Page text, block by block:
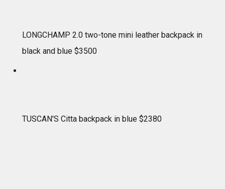
LONGCHAMP 2.0 two-tone mini leather backpack in
black and blue $3500
TUSCAN'S Citta backpack in blue $2380